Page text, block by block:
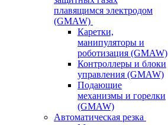
плавящимся электродом
(GMAW)
Каретки,
манипуляторы и
роботизация (GMAW)
Контроллеры и блоки
управления (GMAW)
Подающие
механизмы и горелки
(GMAW)
Автоматическая резка